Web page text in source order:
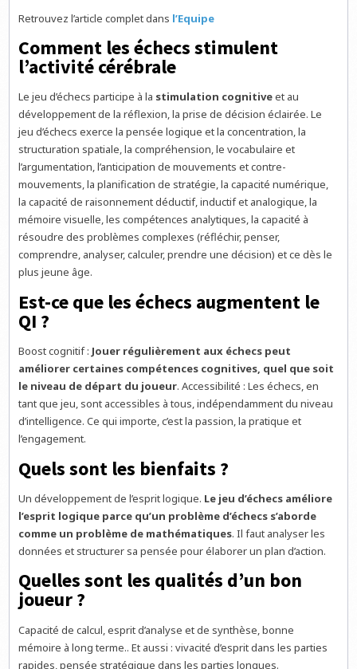
Retrouvez l’article complet dans l’Equipe
Comment les échecs stimulent
l’activité cérébrale
Le jeu d’échecs participe à la stimulation cognitiveet au
développement de la réflexion, la prise de décision éclairée. Le
jeu d’échecs exerce la pensée logique et la concentration, la
structuration spatiale, la compréhension, le vocabulaire et
l’argumentation, l’anticipation de mouvements et contre-
mouvements, la planification de stratégie, la capacité numérique,
la capacité de raisonnement déductif, inductif et analogique, la
mémoire visuelle, les compétences analytiques, la capacité à
résoudre des problèmes complexes (réfléchir, penser,
comprendre, analyser, calculer, prendre une décision) et ce dès le
plus jeune âge.
Est-ce que les échecs augmentent le
QI ?
Boost cognitif : Jouer régulièrement aux échecs peut
améliorer certaines compétences cognitives, quel que soit
le niveau de départ du joueur. Accessibilité : Les échecs, en
tant que jeu, sont accessibles à tous, indépendamment du niveau
d’intelligence. Ce qui importe, c’est la passion, la pratique et
l’engagement.
Quels sont les bienfaits ?
Un développement de l’esprit logique. Le jeu d’échecs améliore
l’esprit logique parce qu’un problème d’échecs s’aborde
comme un problème de mathématiques. Il faut analyser les
données et structurer sa pensée pour élaborer un plan d’action.
Quelles sont les qualités d’un bon
joueur ?
Capacité de calcul, esprit d’analyse et de synthèse, bonne
mémoire à long terme.. Et aussi : vivacité d’esprit dans les parties
rapides, pensée stratégique dans les parties longues.